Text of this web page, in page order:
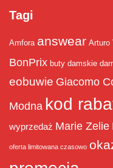
Tagi
Amfora answear Arturo
BonPrix buty damskie
eobuwie Giacomo
Modna kod
wyprzedaż Marie Zelie
oferta limitowana czasowo